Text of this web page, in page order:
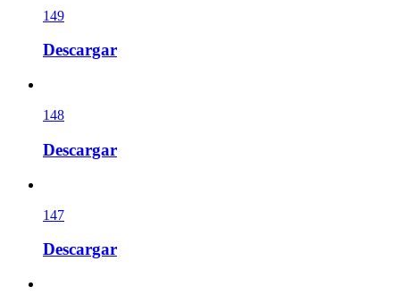
149
Descargar
148
Descargar
147
Descargar